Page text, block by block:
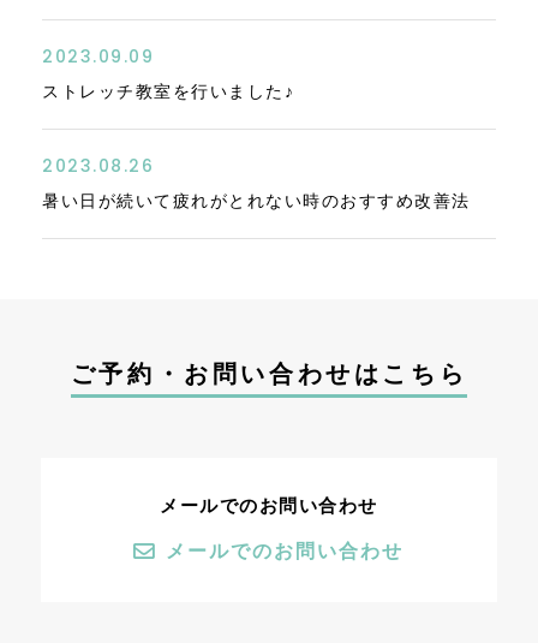
2023.09.09
ストレッチ教室を行いました♪
2023.08.26
暑い日が続いて疲れがとれない時のおすすめ改善法
ご予約・お問い合わせはこちら
メールでのお問い合わせ
メールでのお問い合わせ